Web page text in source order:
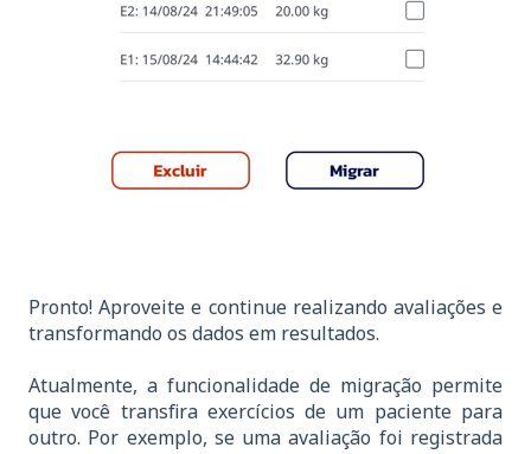
Pronto! Aproveite e continue realizando avaliações e
transformando os dados em resultados.
Atualmente, a funcionalidade de migração permite
que você transfira exercícios de um paciente para
outro. Por exemplo, se uma avaliação foi registrada